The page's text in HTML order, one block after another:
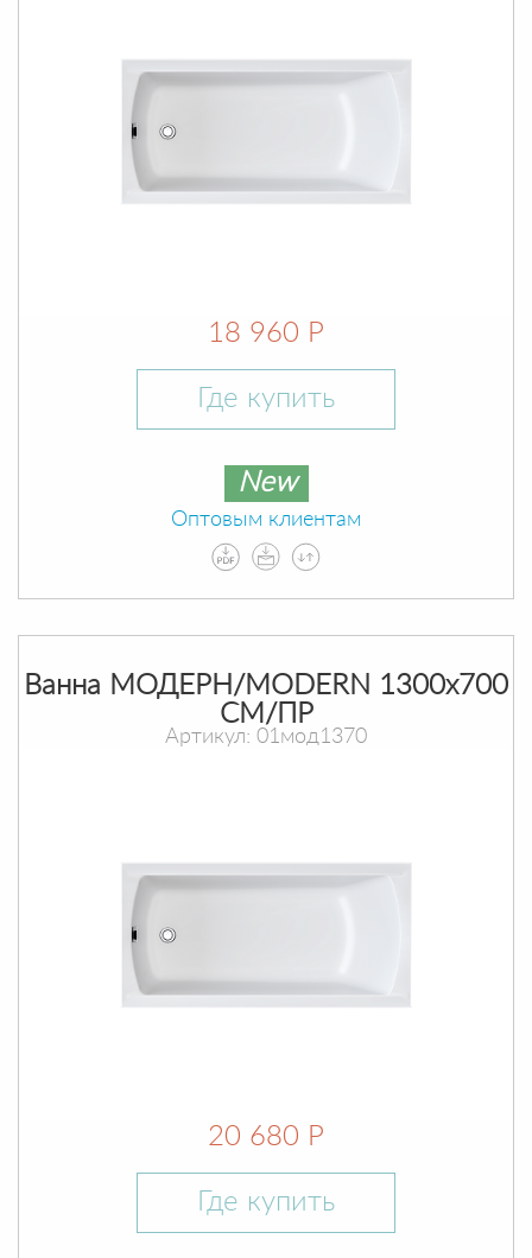
18 960 Р
Где купить
New
Оптовым клиентам
Ванна МОДЕРН/MODERN 1300х700
СМ/ПР
Артикул: 01мод1370
20 680 Р
Где купить